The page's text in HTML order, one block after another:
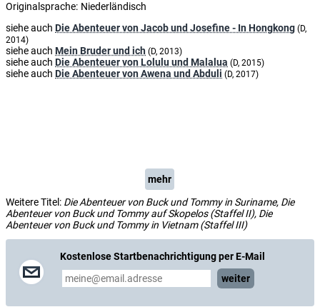
Originalsprache: Niederländisch
siehe auch Die Abenteuer von Jacob und Josefine - In Hongkong (D,
2014)
siehe auch Mein Bruder und ich (D, 2013)
siehe auch Die Abenteuer von Lolulu und Malalua (D, 2015)
siehe auch Die Abenteuer von Awena und Abduli (D, 2017)
mehr
Weitere Titel: Die Abenteuer von Buck und Tommy in Suriname, Die
Abenteuer von Buck und Tommy auf Skopelos (Staffel II), Die
Abenteuer von Buck und Tommy in Vietnam (Staffel III)
Kostenlose Startbenachrichtigung per E-Mail
weiter